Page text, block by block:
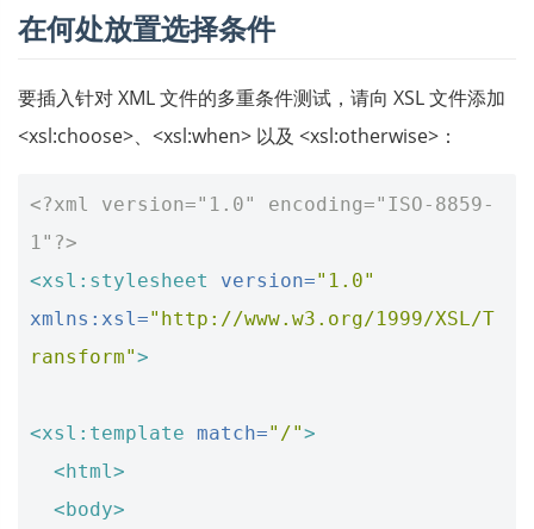
在何处放置选择条件
要插入针对 XML 文件的多重条件测试，请向 XSL 文件添加
<xsl:choose>、<xsl:when> 以及 <xsl:otherwise>：
<?xml version="1.0" encoding="ISO-8859-
1"?>
<xsl:stylesheet
version="1.0"
xmlns:xsl="http://www.w3.org/1999/XSL/T
ransform">
<xsl:template match="/">
<html>
<body>